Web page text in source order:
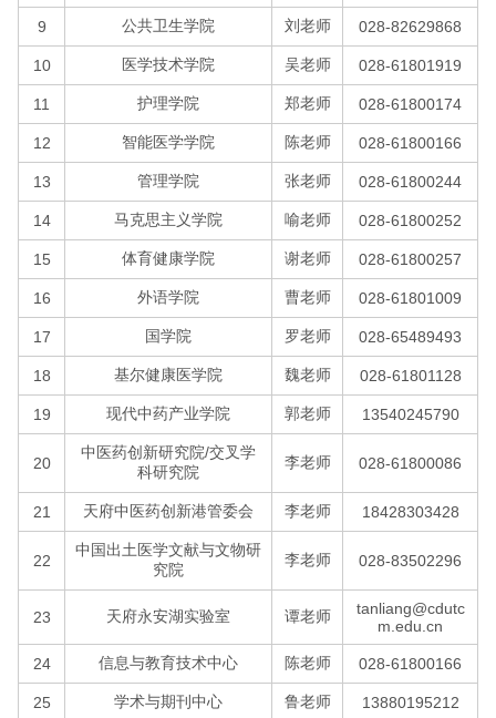
9 公共卫生学院 刘老师 028-82629868
10 医学技术学院 吴老师 028-61801919
11 护理学院 郑老师 028-61800174
12 智能医学学院 陈老师 028-61800166
13 管理学院 张老师 028-61800244
14 马克思主义学院 喻老师 028-61800252
15 体育健康学院 谢老师 028-61800257
16 外语学院 曹老师 028-61801009
17 国学院 罗老师 028-65489493
18 基尔健康医学院 魏老师 028-61801128
19 现代中药产业学院 郭老师 13540245790
20
中医药创新研究院/交叉学
科研究院
李老师 028-61800086
21 天府中医药创新港管委会 李老师 18428303428
22
中国出土医学文献与文物研
究院
李老师 028-83502296
23 天府永安湖实验室 谭老师
tanliang@cdutc
m.edu.cn
24 信息与教育技术中心 陈老师 028-61800166
25 学术与期刊中心 鲁老师 13880195212